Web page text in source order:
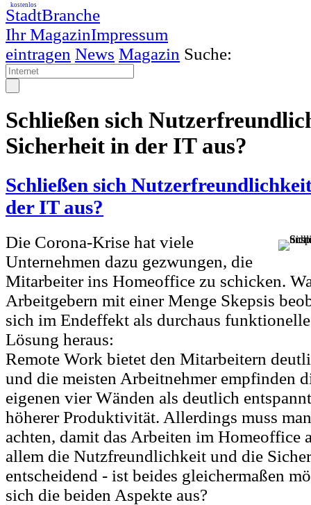
StadtBranche
Ihr MagazinImpressum
kostenlos
eintragen News Magazin Suche:
Schließen sich
Sicherheit in der IT aus?
Schließen sich
der IT aus?
Die Corona-Krise hat viele
Unternehmen dazu gezwungen, die
Mitarbeiter ins Homeoffice zu schicken.
Arbeitgebern mit einer Menge Skepsis
sich im Endeffekt als durchaus
Lösung heraus:
Remote Work bietet den Mitarbeitern
und die meisten Arbeitnehmer empfinden
eigenen vier Wänden als deutlich
höherer Produktivität. Allerdings muss
achten, damit das Arbeiten im Homeoffice
allem die Nutzfreundlichkeit und die
entscheidend - ist beides gleichermaßen
sich die beiden Aspekte aus?